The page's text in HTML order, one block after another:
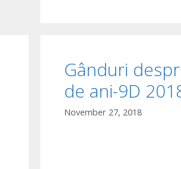
Gânduri
de ani-9D
November 27, 2018